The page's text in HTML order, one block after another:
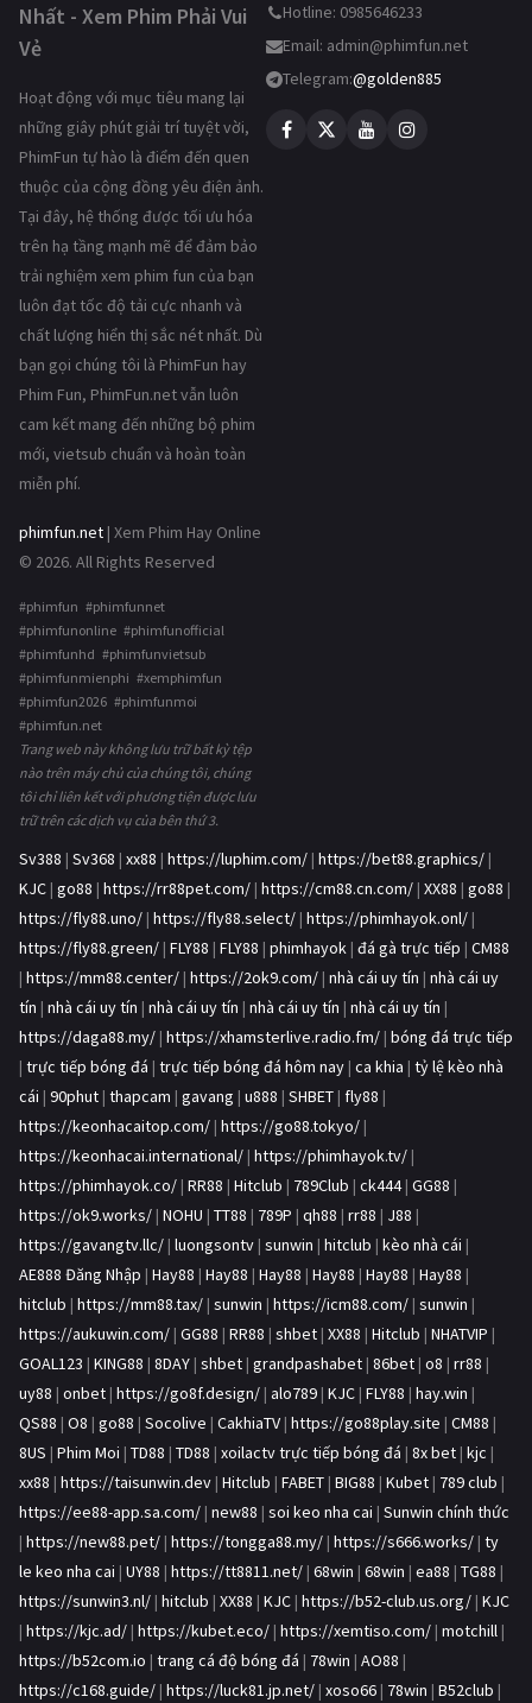
Nhất - Xem Phim Phải Vui
Vẻ
Hoạt động với mục tiêu mang lại
những giây phút giải trí tuyệt vời,
PhimFun tự hào là điểm đến quen
thuộc của cộng đồng yêu điện ảnh.
Tại đây, hệ thống được tối ưu hóa
trên hạ tầng mạnh mẽ để đảm bảo
trải nghiệm xem phim fun của bạn
luôn đạt tốc độ tải cực nhanh và
chất lượng hiển thị sắc nét nhất. Dù
bạn gọi chúng tôi là PhimFun hay
Phim Fun, PhimFun.net vẫn luôn
cam kết mang đến những bộ phim
mới, vietsub chuẩn và hoàn toàn
miễn phí.
phimfun.net | Xem Phim Hay Online
© 2026. All Rights Reserved
#phimfun #phimfunnet
#phimfunonline #phimfunofficial
#phimfunhd #phimfunvietsub
#phimfunmienphi #xemphimfun
#phimfun2026 #phimfunmoi
#phimfun.net
Trang web này không lưu trữ bất kỳ tệp
nào trên máy chủ của chúng tôi, chúng
tôi chỉ liên kết với phương tiện được lưu
trữ trên các dịch vụ của bên thứ 3.
Hotline: 0985646233
Email: admin@phimfun.net
Telegram:@golden885
Sv388 | Sv368 | xx88 | https://luphim.com/ | https://bet88.graphics/ |
KJC | go88 | https://rr88pet.com/ | https://cm88.cn.com/ | XX88 | go88 |
https://fly88.uno/ | https://fly88.select/ | https://phimhayok.onl/ |
https://fly88.green/ | FLY88 | FLY88 | phimhayok | đá gà trực tiếp | CM88
| https://mm88.center/ | https://2ok9.com/ | nhà cái uy tín | nhà cái uy
tín | nhà cái uy tín | nhà cái uy tín | nhà cái uy tín | nhà cái uy tín |
https://daga88.my/ | https://xhamsterlive.radio.fm/ | bóng đá trực tiếp
| trực tiếp bóng đá | trực tiếp bóng đá hôm nay | ca khia | tỷ lệ kèo nhà
cái | 90phut | thapcam | gavang | u888 | SHBET | fly88 |
https://keonhacaitop.com/ | https://go88.tokyo/ |
https://keonhacai.international/ | https://phimhayok.tv/ |
https://phimhayok.co/ | RR88 | Hitclub | 789Club | ck444| GG88 |
https://ok9.works/ | NOHU | TT88 | 789P | qh88 | rr88 | J88 |
https://gavangtv.llc/ | luongsontv | sunwin | hitclub | kèo nhà cái |
AE888 Đăng Nhập | Hay88 | Hay88 | Hay88 | Hay88 | Hay88 | Hay88 |
hitclub | https://mm88.tax/ | sunwin | https://icm88.com/ | sunwin |
https://aukuwin.com/ | GG88 | RR88 | shbet | XX88 | Hitclub | NHATVIP |
GOAL123 | KING88 | 8DAY | shbet | grandpashabet | 86bet | o8 | rr88 |
uy88 | onbet | https://go8f.design/ | alo789 | KJC | FLY88 | hay.win |
QS88 | O8 | go88 | Socolive | CakhiaTV | https://go88play.site | CM88 |
8US | Phim Moi | TD88 | TD88 | xoilactv trực tiếp bóng đá | 8x bet | kjc |
xx88 | https://taisunwin.dev | Hitclub | FABET | BIG88 | Kubet | 789 club |
https://ee88-app.sa.com/ | new88 | soi keo nha cai | Sunwin chính thức
| https://new88.pet/ | https://tongga88.my/ | https://s666.works/ | ty
le keo nha cai | UY88 | https://tt8811.net/ | 68win | 68win | ea88 | TG88 |
https://sunwin3.nl/ | hitclub | XX88 | KJC | https://b52-club.us.org/ | KJC
| https://kjc.ad/ | https://kubet.eco/ | https://xemtiso.com/ | motchill |
https://b52com.io | trang cá độ bóng đá | 78win | AO88 |
https://c168.guide/ | https://luck81.jp.net/ | xoso66 | 78win | B52club |